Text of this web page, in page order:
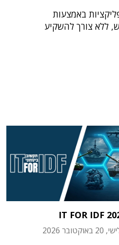
באמצעות
ללא צורך להשקיע
IT FOR IDF
2026